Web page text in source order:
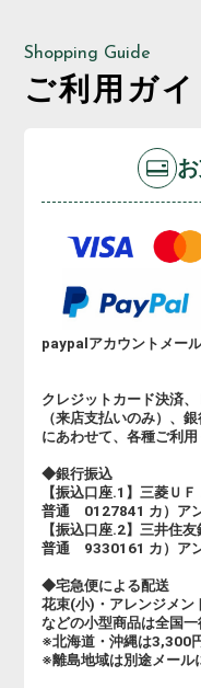
Shopping Guide
ご利用ガイ
paypalアカウントメー
クレジットカード決済
（来店支払いのみ）、
にあわせて、各種ご利用
◆銀行振込
【振込口座.1】三菱Ｕ
普通 0127841 カ）ア
【振込口座.2】三井住
普通 9330161 カ）ア
◆宅急便による配送
花束(小)・アレンジメン
などの小型商品は全国一
※北海道・沖縄は3,300
※離島地域は別途メール